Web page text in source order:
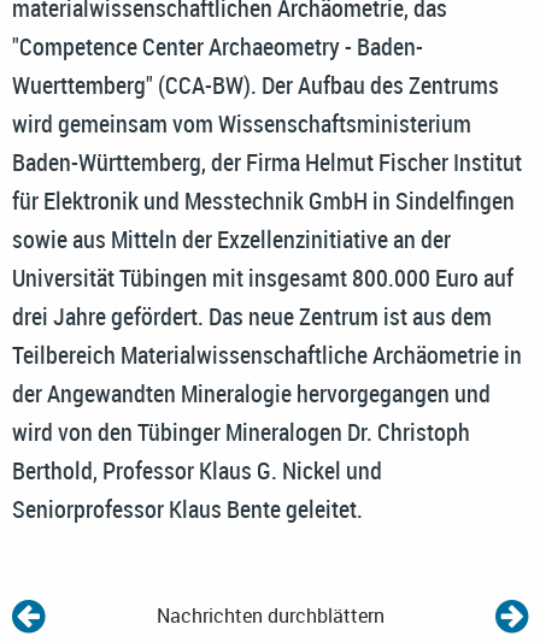
materialwissenschaftlichen Archäometrie, das
"Competence Center Archaeometry - Baden-
Wuerttemberg" (CCA-BW). Der Aufbau des Zentrums
wird gemeinsam vom Wissenschaftsministerium
Baden-Württemberg, der Firma Helmut Fischer Institut
für Elektronik und Messtechnik GmbH in Sindelfingen
sowie aus Mitteln der Exzellenzinitiative an der
Universität Tübingen mit insgesamt 800.000 Euro auf
drei Jahre gefördert. Das neue Zentrum ist aus dem
Teilbereich Materialwissenschaftliche Archäometrie in
der Angewandten Mineralogie hervorgegangen und
wird von den Tübinger Mineralogen Dr. Christoph
Berthold, Professor Klaus G. Nickel und
Seniorprofessor Klaus Bente geleitet.
Nachrichten durchblättern